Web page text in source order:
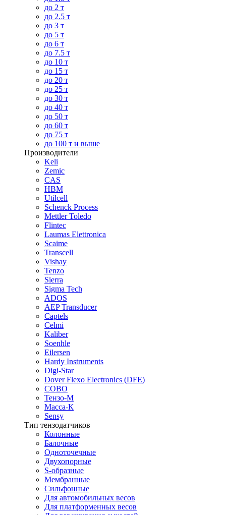
до 2 т
до 2.5 т
до 3 т
до 5 т
до 6 т
до 7.5 т
до 10 т
до 15 т
до 20 т
до 25 т
до 30 т
до 40 т
до 50 т
до 60 т
до 75 т
до 100 т и выше
Производители
Keli
Zemic
CAS
HBM
Utilcell
Schenck Process
Mettler Toledo
Flintec
Laumas Elettronica
Scaime
Transcell
Vishay
Tenzo
Sierra
Sigma Tech
ADOS
AEP Transducer
Captels
Celmi
Kaliber
Soenhle
Eilersen
Hardy Instruments
Digi-Star
Dover Flexo Electronics (DFE)
COBO
Тензо-М
Масса-К
Sensy
Тип тензодатчиков
Колонные
Балочные
Одноточечные
Двухопорные
S-образные
Мембранные
Сильфонные
Для автомобильных весов
Для платформенных весов